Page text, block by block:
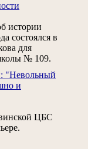
истории
состоялся в
для
№ 109.
"Невольный
и
ЦБС